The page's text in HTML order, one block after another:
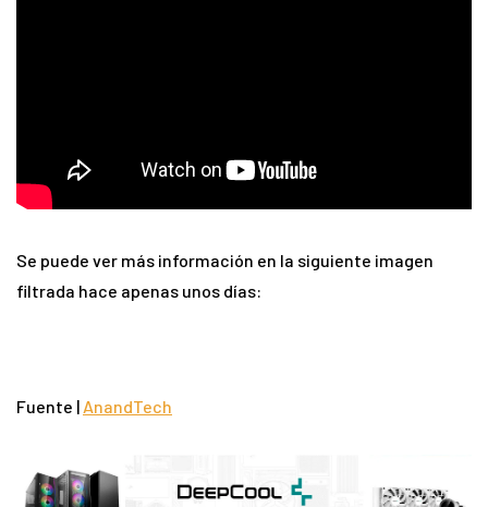
Se puede ver más información en la siguiente imagen
filtrada hace apenas unos días:
Fuente | AnandTech